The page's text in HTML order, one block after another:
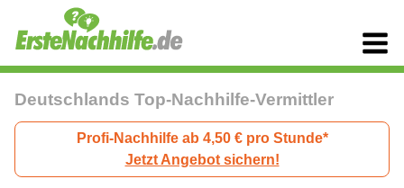
Deutschlands Top-Nachhilfe-Vermittler
Profi-Nachhilfe ab 4,50 € pro Stunde*
Jetzt Angebot sichern!